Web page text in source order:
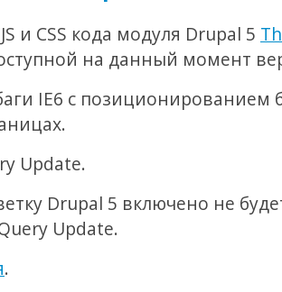
и CSS кода модуля Drupal 5
на данный момент
IE6 с позиционированием
Update.
Drupal 5 включено не
Update.
.